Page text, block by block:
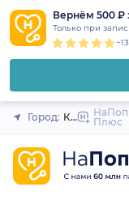
Вернём 500 ₽
Только при
Город: Красноярск
Плюс